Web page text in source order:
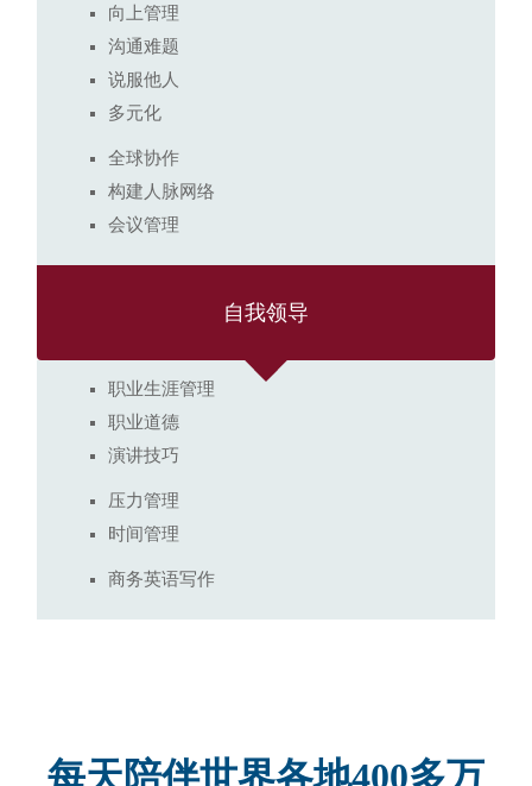
向上管理
沟通难题
说服他人
多元化
全球协作
构建人脉网络
会议管理
自我领导
职业生涯管理
职业道德
演讲技巧
压力管理
时间管理
商务英语写作
每天陪伴世界各地400多万